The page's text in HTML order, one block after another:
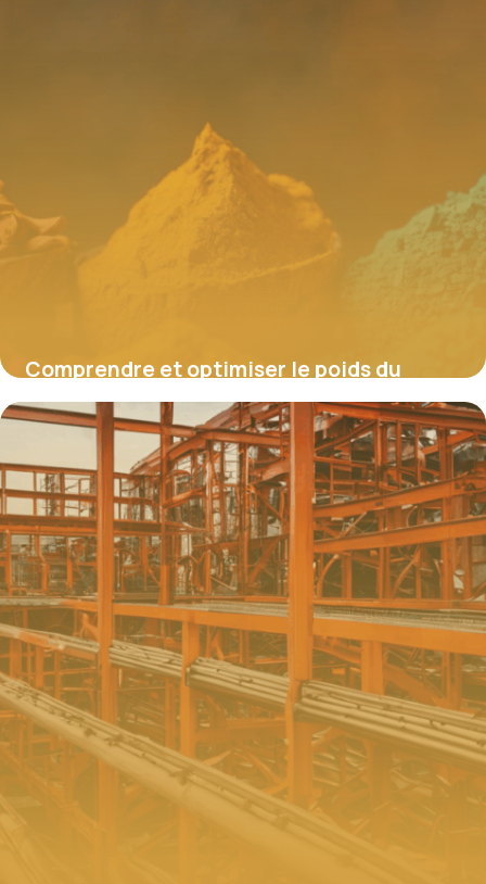
Comprendre et optimiser le poids du
cuivre : enjeux, calculs et applications